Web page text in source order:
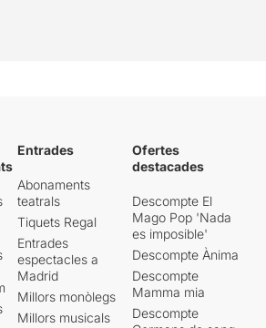
Entrades
Abonaments
teatrals
Tiquets Regal
Entrades
espectacles a
Madrid
Millors monòlegs
Millors musicals
Ofertes
destacades
Descompte El
Mago Pop 'Nada
es imposible'
Descompte Ànima
Descompte
Mamma mia
Descompte